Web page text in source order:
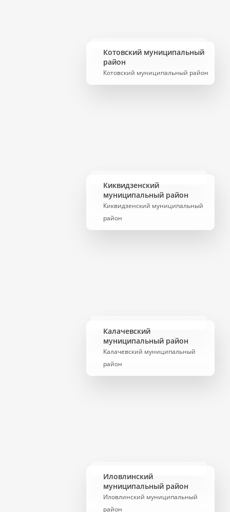
Котовский муниципальный
район
Котовский муниципальный район
Киквидзенский
муниципальный район
Киквидзенский муниципальный
район
Калачевский
муниципальный район
Калачевский муниципальный
район
Иловлинский
муниципальный район
Иловлинский муниципальный
район